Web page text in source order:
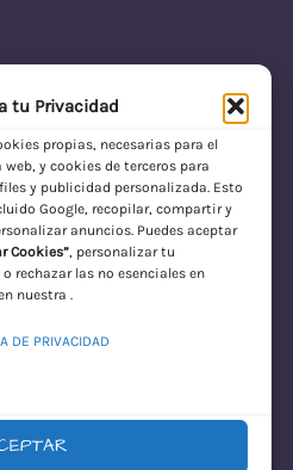
tu Privacidad
propias, necesarias para el
y cookies de terceros para
y publicidad personalizada. Esto
Google, recopilar, compartir y
anuncios. Puedes aceptar
Cookies”, personalizar tu
o rechazar las no esenciales en
nuestra .
DE PRIVACIDAD
Online con Envío